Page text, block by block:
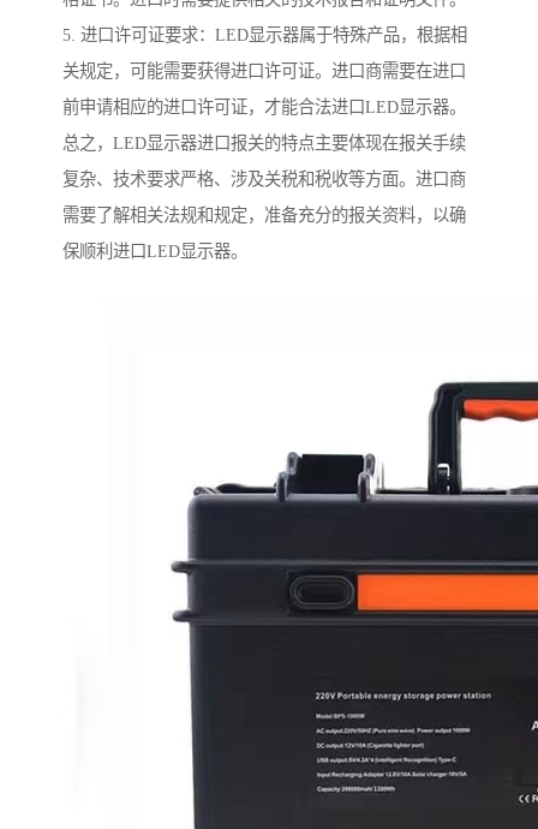
5. 进口许可证要求：LED显示器属于特殊产品，根据相
关规定，可能需要获得进口许可证。进口商需要在进口
前申请相应的进口许可证，才能合法进口LED显示器。
总之，LED显示器进口报关的特点主要体现在报关手续
复杂、技术要求严格、涉及关税和税收等方面。进口商
需要了解相关法规和规定，准备充分的报关资料，以确
保顺利进口LED显示器。